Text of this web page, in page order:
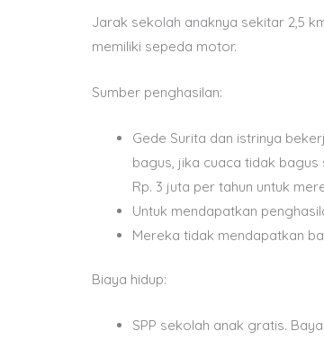
Jarak sekolah anaknya sekitar 2,5
memiliki sepeda motor.
Sumber penghasilan:
Gede Surita dan istrinya
bagus, jika cuaca tidak bagus
Rp. 3 juta per tahun untuk
Untuk mendapatkan
Mereka tidak mendapatkan
Biaya hidup:
SPP sekolah anak gratis.